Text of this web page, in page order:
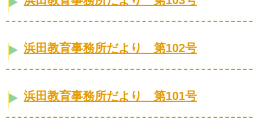
浜田教育事務所だより 第102号
浜田教育事務所だより 第101号